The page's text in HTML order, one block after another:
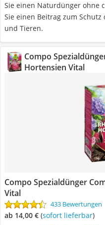
Sie einen Naturdünger ohne
Sie einen Beitrag zum
und Tieren.
Compo
Hortensien Vital
Compo Spezialdünger
Vital
433 Bewertungen
ab 14,00 € ( Sofort lieferbar)